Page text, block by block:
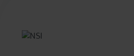
désactivez certains cookies,